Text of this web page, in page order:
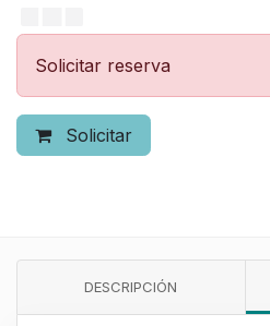
Solicitar reserva
Solicitar
DESCRIPCIÓN